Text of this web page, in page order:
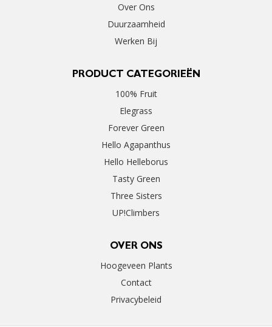
Over Ons
Duurzaamheid
Werken Bij
PRODUCT CATEGORIEËN
100% Fruit
Elegrass
Forever Green
Hello Agapanthus
Hello Helleborus
Tasty Green
Three Sisters
UP!Climbers
OVER ONS
Hoogeveen Plants
Contact
Privacybeleid